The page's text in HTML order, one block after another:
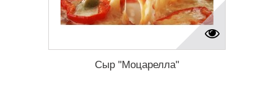
Сыр "Моцарелла"